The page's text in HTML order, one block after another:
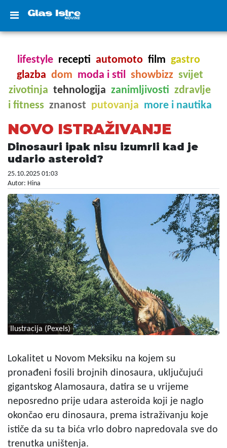
lifestyle recepti automoto film gastro
glazba dom moda i stil showbizz svijet
zivotinja tehnologija zanimljivosti zdravlje
i fitness znanost putovanja more i nautika
NOVO ISTRAŽIVANJE
Dinosauri ipak nisu izumrli kad je
udario asteroid?
25.10.2025 01:03
Autor: Hina
Ilustracija (Pexels)
Lokalitet u Novom Meksiku na kojem su
pronađeni fosili brojnih dinosaura, uključujući
gigantskog Alamosaura, datira se u vrijeme
neposredno prije udara asteroida koji je naglo
okončao eru dinosaura, prema istraživanju koje
ističe da su ta bića vrlo dobro napredovala sve do
trenutka uništenja.